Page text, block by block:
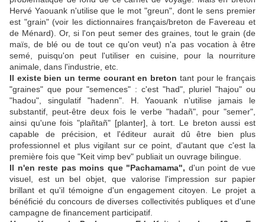
Hervé Yaouank n'utilise que le mot "greun", dont le sens premier
est "grain" (voir les dictionnaires français/breton de Favereau et
de Ménard). Or, si l'on peut semer des graines, tout le grain (de
maïs, de blé ou de tout ce qu'on veut) n'a pas vocation à être
semé, puisqu'on peut l'utiliser en cuisine, pour la nourriture
animale, dans l'industrie, etc.
Il existe bien un terme courant en breton tant pour le français
"graines" que pour "semences" : c'est "had", pluriel "hajou" ou
"hadou", singulatif "hadenn". H. Yaouank n'utilise jamais le
substantif, peut-être deux fois le verbe "hadañ", pour "semer",
ainsi qu'une fois "plañtañ" [planter], à tort. Le breton aussi est
capable de précision, et l'éditeur aurait dû être bien plus
professionnel et plus vigilant sur ce point, d'autant que c'est la
première fois que "Keit vimp bev" publiait un ouvrage bilingue.
Il n'en reste pas moins que "Pachamama", d'un point de vue
visuel, est un bel objet, que valorise l'impression sur papier
brillant et qu'il témoigne d'un engagement citoyen. Le projet a
bénéficié du concours de diverses collectivités publiques et d'une
campagne de financement participatif.